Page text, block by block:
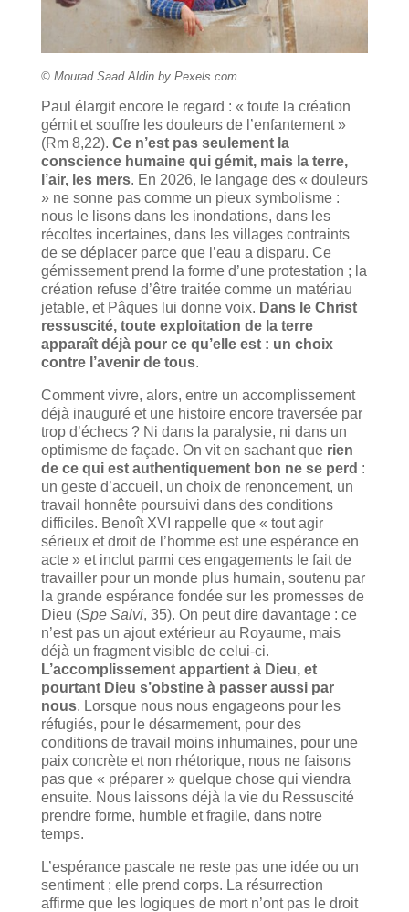
© Mourad Saad Aldin by Pexels.com
Paul élargit encore le regard : « toute la création
gémit et souffre les douleurs de l’enfantement »
(Rm 8,22). Ce n’est pas seulement la
conscience humaine qui gémit, mais la terre,
l’air, les mers. En 2026, le langage des « douleurs
» ne sonne pas comme un pieux symbolisme :
nous le lisons dans les inondations, dans les
récoltes incertaines, dans les villages contraints
de se déplacer parce que l’eau a disparu. Ce
gémissement prend la forme d’une protestation ; la
création refuse d’être traitée comme un matériau
jetable, et Pâques lui donne voix. Dans le Christ
ressuscité, toute exploitation de la terre
apparaît déjà pour ce qu’elle est : un choix
contre l’avenir de tous.
Comment vivre, alors, entre un accomplissement
déjà inauguré et une histoire encore traversée par
trop d’échecs ? Ni dans la paralysie, ni dans un
optimisme de façade. On vit en sachant que rien
de ce qui est authentiquement bon ne se perd :
un geste d’accueil, un choix de renoncement, un
travail honnête poursuivi dans des conditions
difficiles. Benoît XVI rappelle que « tout agir
sérieux et droit de l’homme est une espérance en
acte » et inclut parmi ces engagements le fait de
travailler pour un monde plus humain, soutenu par
la grande espérance fondée sur les promesses de
Dieu (Spe Salvi, 35). On peut dire davantage : ce
n’est pas un ajout extérieur au Royaume, mais
déjà un fragment visible de celui-ci.
L’accomplissement appartient à Dieu, et
pourtant Dieu s’obstine à passer aussi par
nous. Lorsque nous nous engageons pour les
réfugiés, pour le désarmement, pour des
conditions de travail moins inhumaines, pour une
paix concrète et non rhétorique, nous ne faisons
pas que « préparer » quelque chose qui viendra
ensuite. Nous laissons déjà la vie du Ressuscité
prendre forme, humble et fragile, dans notre
temps.
L’espérance pascale ne reste pas une idée ou un
sentiment ; elle prend corps. La résurrection
affirme que les logiques de mort n’ont pas le droit